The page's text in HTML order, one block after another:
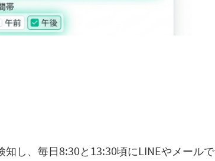
し、毎日8:30と13:30頃にLINEやメールで